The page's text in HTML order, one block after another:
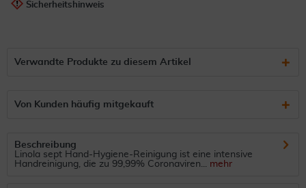
Sicherheitshinweis
Verwandte Produkte zu diesem Artikel
Von Kunden häufig mitgekauft
Beschreibung
Linola sept Hand-Hygiene-Reinigung ist eine intensive
Handreinigung, die zu 99,99% Coronaviren... mehr